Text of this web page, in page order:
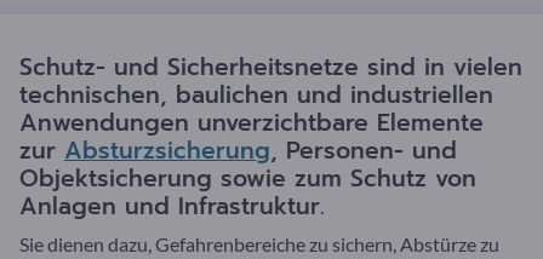
Schutz- und Sicherheitsnetze sind in vielen
technischen, baulichen und industriellen
Anwendungen unverzichtbare Elemente
zur Absturzsicherung, Personen- und
Objektsicherung sowie zum Schutz von
Anlagen und Infrastruktur.
Sie dienen dazu, Gefahrenbereiche zu sichern, Abstürze zu